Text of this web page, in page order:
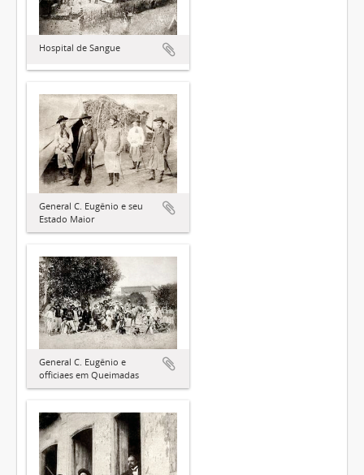
Hospital de Sangue
General C. Eugênio e seu
Estado Maior
General C. Eugênio e
officiaes em Queimadas